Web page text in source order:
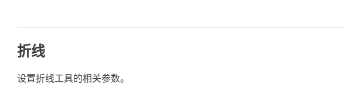
折线
设置折线工具的相关参数。